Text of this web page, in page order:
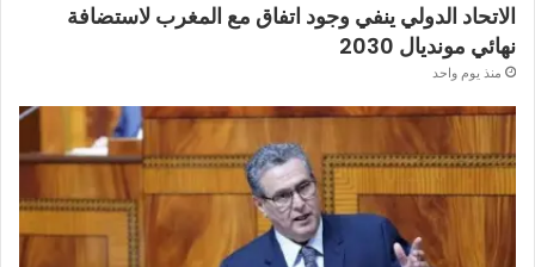
الاتحاد الدولي ينفي وجود اتفاق مع المغرب لاستضافة
نهائي مونديال 2030
منذ يوم واحد